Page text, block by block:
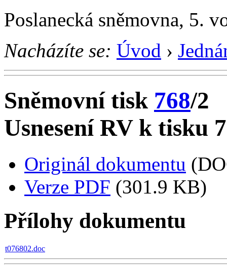
Poslanecká sněmovna, 5.
Nacházíte se: Úvod ›
Sněmovní tisk 768/2
Usnesení RV k tisku
Originál dokumentu
Verze PDF (301.9 KB)
Přílohy dokumentu
t076802.doc